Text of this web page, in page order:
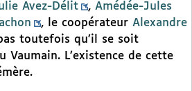
Avez-Délit , Amédée-Jules
, le coopérateur Alexandre
toutefois qu’il se soit
Vaumain. L’existence de cette